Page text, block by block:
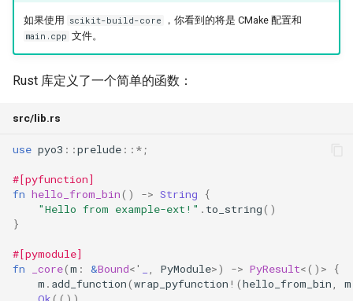
如果使用 scikit-build-core ，你看到的将是 CMake 配置和
main.cpp 文件。
Rust 库定义了一个简单的函数：
src/lib.rs
use pyo3 ::prelude :: *;
#[pyfunction]
fn hello_from_bin() -> String
{
"Hello from example-ext!" . to_string()
}
#[pymodule]
fn
_core(m : &Bound<' , PyModule>) -> PyResult<() >
{
m . add_function(wrap_pyfunction ! (hello_from_bin, m